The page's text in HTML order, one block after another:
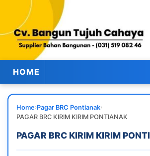
HOME
Home›Pagar BRC Pontianak›
PAGAR BRC KIRIM KIRIM PONTIANAK
PAGAR BRC KIRIM KIRIM